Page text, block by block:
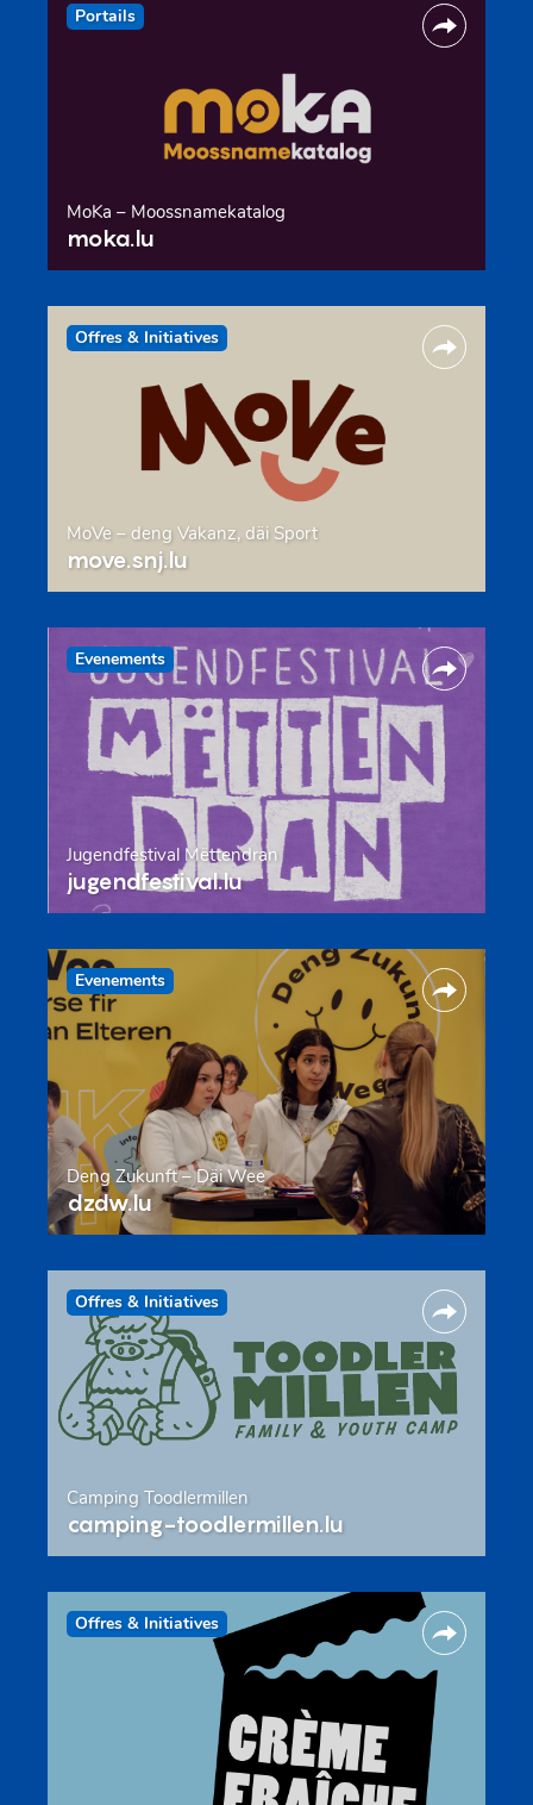
Portails
MoKa – Moossnamekatalog
moka.lu
Offres & Initiatives
MoVe – deng Vakanz, däi Sport
move.snj.lu
Evenements
Jugendfestival Mëttendran
jugendfestival.lu
Evenements
Deng Zukunft – Däi Wee
dzdw.lu
Offres & Initiatives
Camping Toodlermillen
camping-toodlermillen.lu
Offres & Initiatives